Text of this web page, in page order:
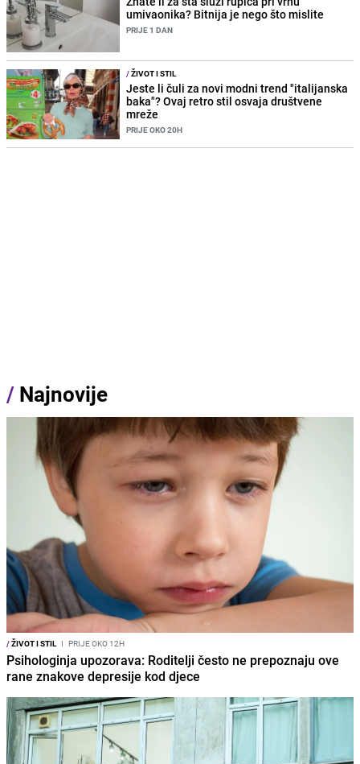
umivaonika? Bitnija je nego što mislite
PRIJE 1 DAN
/ŽIVOT I STIL
Jeste li čuli za novi modni trend "italijanska
baka"? Ovaj retro stil osvaja društvene
mreže
PRIJE OKO 20H
/ Najnovije
/ŽIVOT I STIL I PRIJE OKO 12H
Psihologinja upozorava: Roditelji često ne prepoznaju ove
rane znakove depresije kod djece